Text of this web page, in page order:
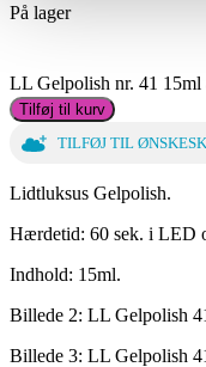
På lager
LL Gelpolish nr. 41 15ml
Tilføj til kurv
TILFØJ TIL
Lidtluksus Gelpolish.
Hærdetid: 60 sek. i LED
Indhold: 15ml.
Billede 2: LL Gelpolish
Billede 3: LL Gelpolish